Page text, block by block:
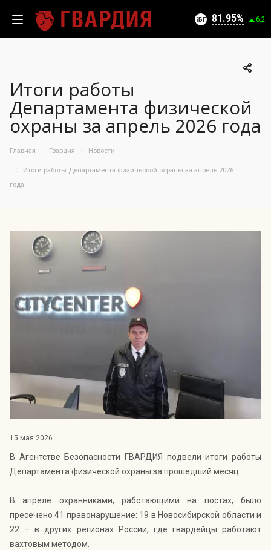
81.95 6.2
09.07
55
70
75
80
90
95
05.08.2026
81.95%
Индекс Безопасности ГВАРДИИ –
открытый проект Агентства Безопасности ГВАРДИЯ для
оценки уровня защищённости жителей города от
криминальных угроз. Подробнее >>
Итоги работы
Департамента физической
охраны за апрель 2026 года
Главная Гвардия Новости
Итоги работы Департамента физической охраны за апрель 2026
года
15 мая 2026
В Агентстве Безопасности ГВАРДИЯ подвели итоги работы
Департамента физической охраны за прошедший месяц.
В апреле охранниками, работающими на постах, было
пресечено 41 правонарушение: 19 в Новосибирской области и
22 – в других регионах России, где гвардейцы работают
вахтовым методом.